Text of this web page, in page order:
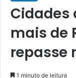
Cidades
mais de
repasse
1 minuto de leitura